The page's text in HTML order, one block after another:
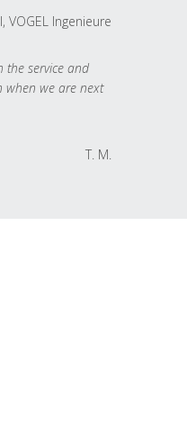
VOGEL Ingenieure
the service and
when we are next
T. M.